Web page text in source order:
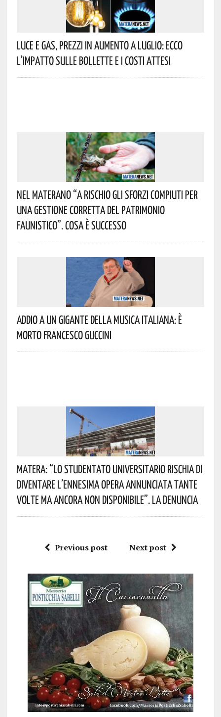
Luce E Gas, Prezzi In Aumento A Luglio: Ecco
L’impatto Sulle Bollette E I Costi Attesi
Nel Materano “a Rischio Gli Sforzi Compiuti Per
Una Gestione Corretta Del Patrimonio
Faunistico”. Cosa È Successo
Addio A Un Gigante Della Musica Italiana: È
Morto Francesco Guccini
Matera: “Lo Studentato Universitario Rischia Di
Diventare L’ennesima Opera Annunciata Tante
Volte Ma Ancora Non Disponibile”. La Denuncia
Previous post Next post